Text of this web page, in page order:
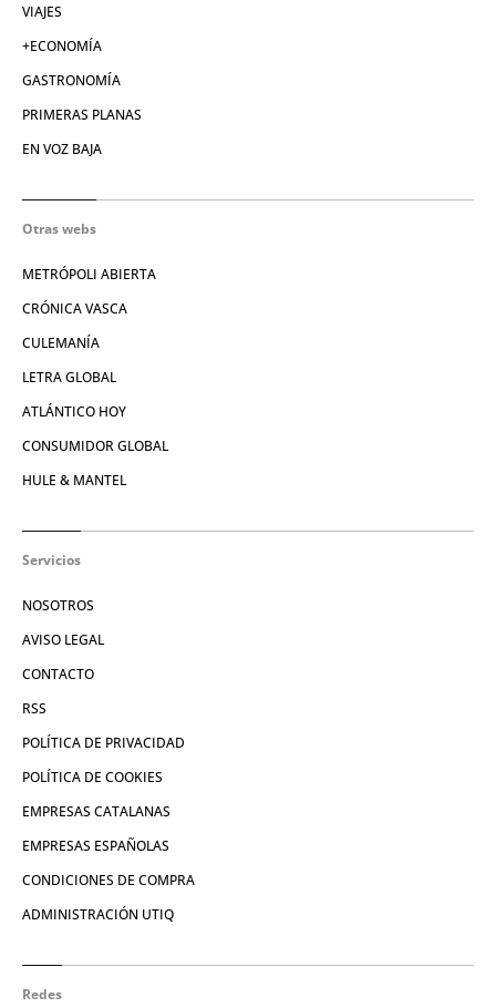
VIAJES
+ECONOMÍA
GASTRONOMÍA
PRIMERAS PLANAS
EN VOZ BAJA
Otras webs
METRÓPOLI ABIERTA
CRÓNICA VASCA
CULEMANÍA
LETRA GLOBAL
ATLÁNTICO HOY
CONSUMIDOR GLOBAL
HULE & MANTEL
Servicios
NOSOTROS
AVISO LEGAL
CONTACTO
RSS
POLÍTICA DE PRIVACIDAD
POLÍTICA DE COOKIES
EMPRESAS CATALANAS
EMPRESAS ESPAÑOLAS
CONDICIONES DE COMPRA
ADMINISTRACIÓN UTIQ
Redes